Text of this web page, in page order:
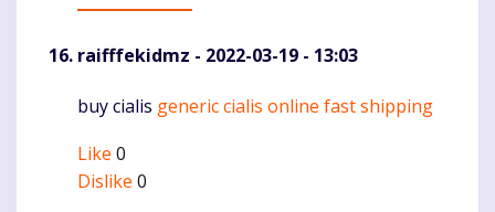
raifffekidmz - 2022-03-19 - 13:03
Komentaras
buy cialis generic cialis online fast shipping
Like 0
Dislike 0